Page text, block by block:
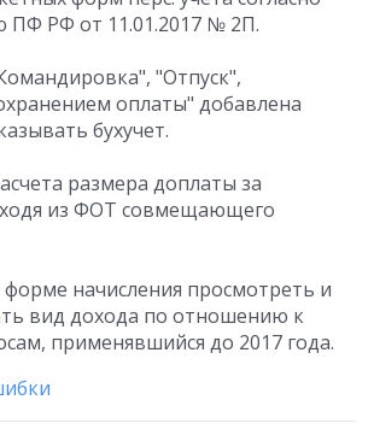
ПФ РФ от 11.01.2017 № 2П.
"Отпуск",
оплаты" добавлена
бухучет.
размера доплаты за
из ФОТ совмещающего
начисления просмотреть и
вид дохода по отношению к
применявшийся до 2017 года.